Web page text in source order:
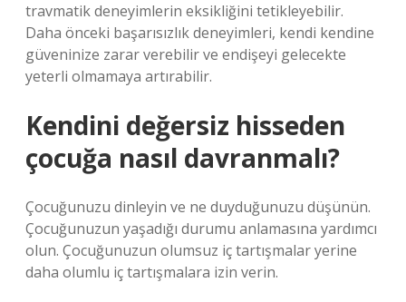
travmatik deneyimlerin eksikliğini tetikleyebilir.
Daha önceki başarısızlık deneyimleri, kendi kendine
güveninize zarar verebilir ve endişeyi gelecekte
yeterli olmamaya artırabilir.
Kendini değersiz hisseden
çocuğa nasıl davranmalı?
Çocuğunuzu dinleyin ve ne duyduğunuzu düşünün.
Çocuğunuzun yaşadığı durumu anlamasına yardımcı
olun. Çocuğunuzun olumsuz iç tartışmalar yerine
daha olumlu iç tartışmalara izin verin.